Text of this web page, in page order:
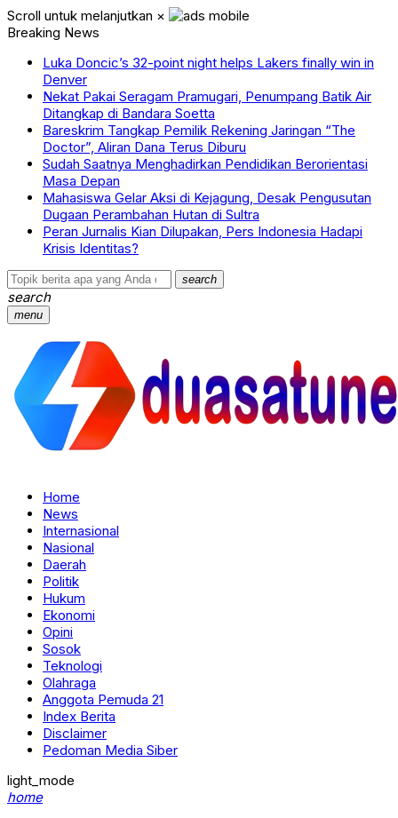
Scroll untuk melanjutkan ×
Breaking News
Luka Doncic’s 32-point night helps Lakers finally win in
Denver
Nekat Pakai Seragam Pramugari, Penumpang Batik Air
Ditangkap di Bandara Soetta
Bareskrim Tangkap Pemilik Rekening Jaringan “The
Doctor”, Aliran Dana Terus Diburu
Sudah Saatnya Menghadirkan Pendidikan Berorientasi
Masa Depan
Mahasiswa Gelar Aksi di Kejagung, Desak Pengusutan
Dugaan Perambahan Hutan di Sultra
Peran Jurnalis Kian Dilupakan, Pers Indonesia Hadapi
Krisis Identitas?
search
search
menu
Home
News
Internasional
Nasional
Daerah
Politik
Hukum
Ekonomi
Opini
Sosok
Teknologi
Olahraga
Anggota Pemuda 21
Index Berita
Disclaimer
Pedoman Media Siber
light_mode
home